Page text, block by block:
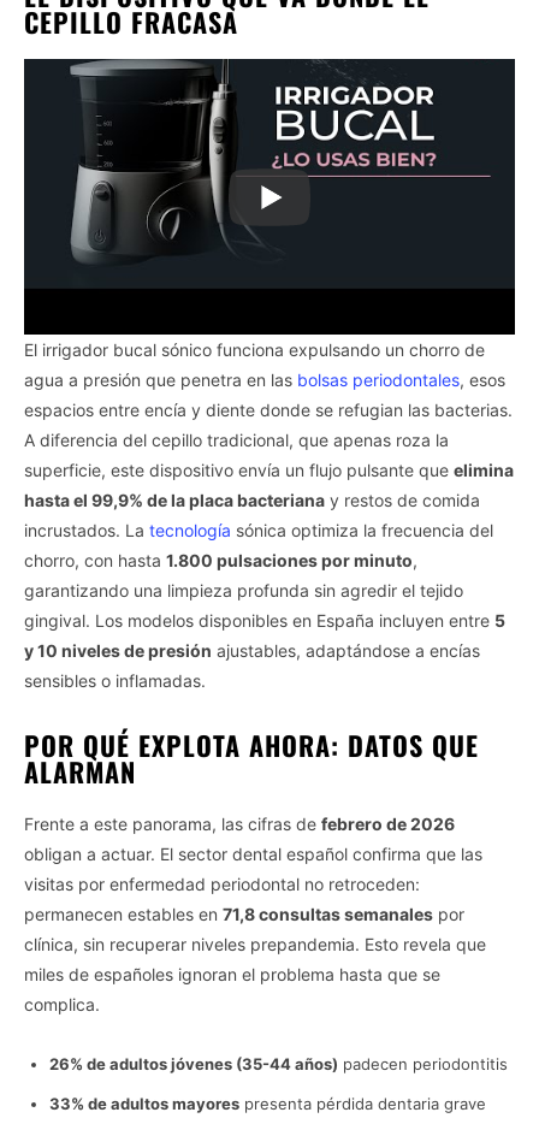
CEPILLO FRACASA
El irrigador bucal sónico funciona expulsando un chorro de
agua a presión que penetra en las bolsas periodontales, esos
espacios entre encía y diente donde se refugian las bacterias.
A diferencia del cepillo tradicional, que apenas roza la
superficie, este dispositivo envía un flujo pulsante que elimina
hasta el 99,9% de la placa bacteriana y restos de comida
incrustados. La tecnología sónica optimiza la frecuencia del
chorro, con hasta 1.800 pulsaciones por minuto,
garantizando una limpieza profunda sin agredir el tejido
gingival. Los modelos disponibles en España incluyen entre 5
y 10 niveles de presión ajustables, adaptándose a encías
sensibles o inflamadas.
POR QUÉ EXPLOTA AHORA: DATOS QUE
ALARMAN
Frente a este panorama, las cifras de febrero de 2026
obligan a actuar. El sector dental español confirma que las
visitas por enfermedad periodontal no retroceden:
permanecen estables en 71,8 consultas semanales por
clínica, sin recuperar niveles prepandemia. Esto revela que
miles de españoles ignoran el problema hasta que se
complica.
26% de adultos jóvenes (35-44 años) padecen periodontitis
33% de adultos mayores presenta pérdida dentaria grave